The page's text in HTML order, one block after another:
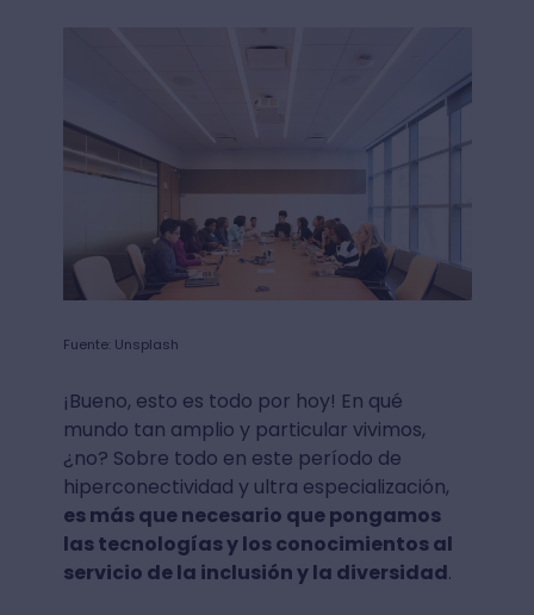
Fuente: Unsplash
¡Bueno, esto es todo por hoy! En qué
mundo tan amplio y particular vivimos,
¿no? Sobre todo en este período de
hiperconectividad y ultra especialización,
es más que necesario que pongamos
las tecnologías y los conocimientos al
servicio de la inclusión y la diversidad.